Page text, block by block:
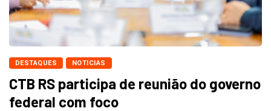
DESTAQUES NOTICIAS
CTB RS participa de reunião do governo
federal com foco